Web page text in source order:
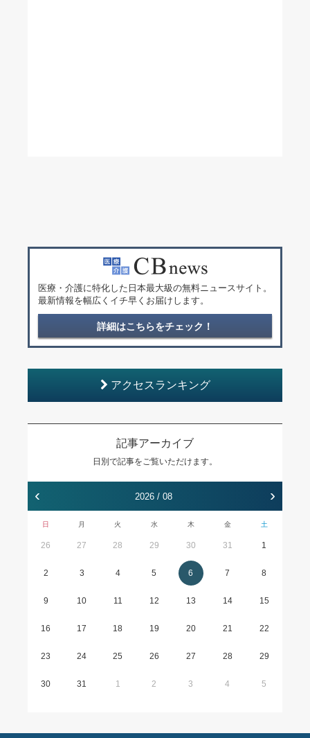
医療・介護に特化した日本最大級の無料ニュースサイト。
最新情報を幅広くイチ早くお届けします。
詳細はこちらをチェック！
アクセスランキング
記事アーカイブ
日別で記事をご覧いただけます。
‹ 2026 / 08 ›
日 月 火 水 木 金 土
26 27 28 29 30 31 1
2 3 4 5 6 7 8
9 10 11 12 13 14 15
16 17 18 19 20 21 22
23 24 25 26 27 28 29
30 31 1 2 3 4 5